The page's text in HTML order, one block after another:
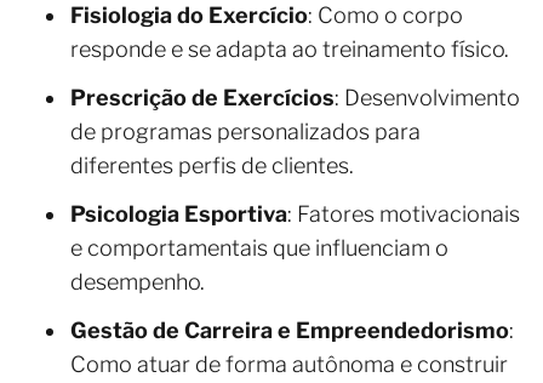
Fisiologia do Exercício: Como o corpo
responde e se adapta ao treinamento físico.
Prescrição de Exercícios: Desenvolvimento
de programas personalizados para
diferentes perfis de clientes.
Psicologia Esportiva: Fatores motivacionais
e comportamentais que influenciam o
desempenho.
Gestão de Carreira e Empreendedorismo:
Como atuar de forma autônoma e construir